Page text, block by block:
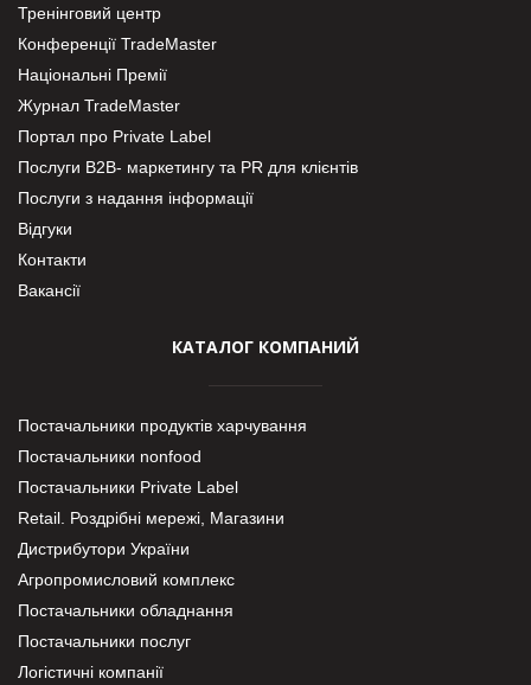
Тренінговий центр
Конференції TradeMaster
Національні Премії
Журнал TradeMaster
Портал про Private Label
Послуги В2В- маркетингу та PR для клієнтів
Послуги з надання інформації
Відгуки
Контакти
Вакансії
КАТАЛОГ КОМПАНИЙ
Постачальники продуктів харчування
Постачальники nonfood
Постачальники Private Label
Retail. Роздрібні мережі, Магазини
Дистрибутори України
Агропромисловий комплекс
Постачальники обладнання
Постачальники послуг
Логістичні компанії